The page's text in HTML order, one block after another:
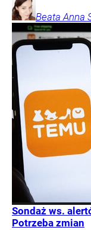
Beata Anna
Sondaż ws.
Potrzeba zmian